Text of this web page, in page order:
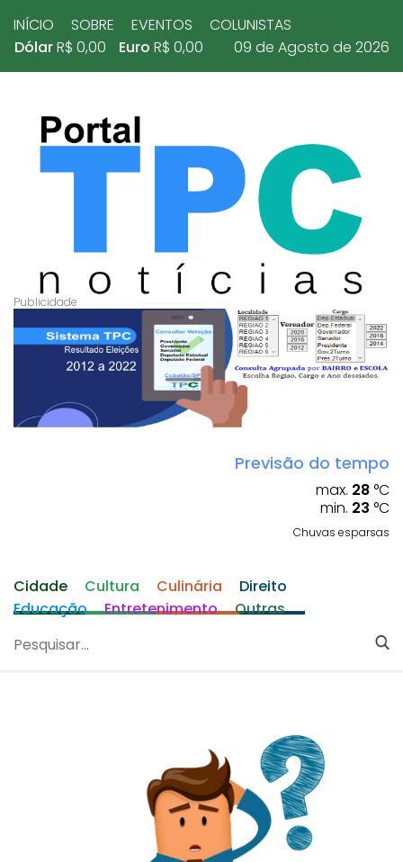
INÍCIO SOBRE EVENTOS
COLUNISTAS
DólarR$ 0,00 Euro R$ 0,00 09 de Agosto de 2026
Previsão do tempo
max. 28 °C
min. 23 °C
Chuvas esparsas
Cidade Cultura Culinária
Direito
Educação
Entretenimento Outras